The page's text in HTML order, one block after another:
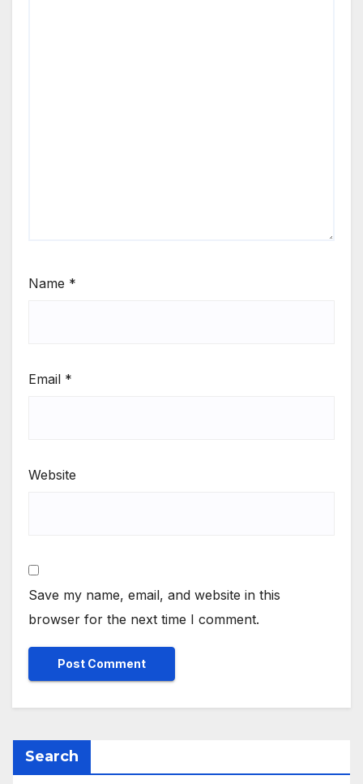
Name *
Email *
Website
Save my name, email, and website in this
browser for the next time I comment.
Search